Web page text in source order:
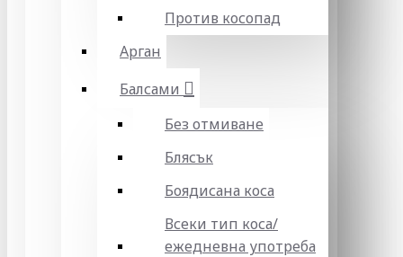
Против косопад
Арган
Балсами
Без отмиване
Блясък
Боядисана коса
Всеки тип коса/
ежедневна употреба